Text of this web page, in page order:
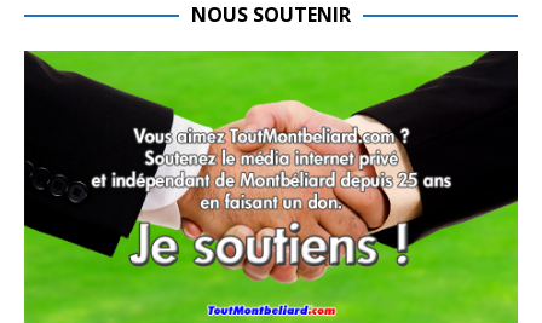
NOUS SOUTENIR